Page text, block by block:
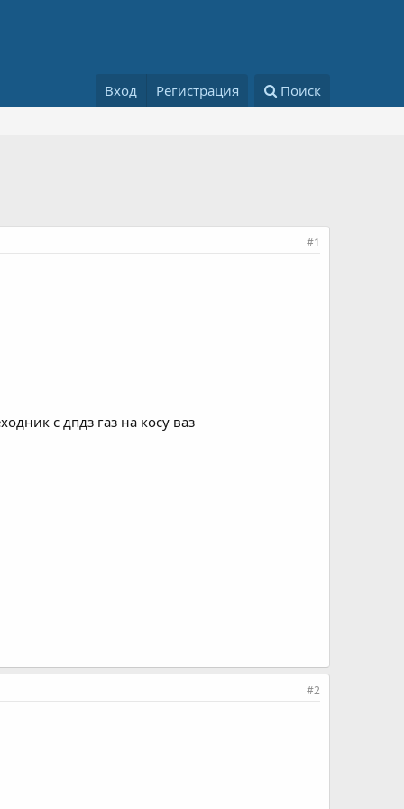
Вход Регистрация Поиск
#1
с дпдз газ на косу ваз
#2